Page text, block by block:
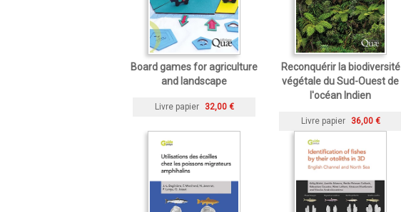
Board games for agriculture
and landscape
Livre papier 32,00 €
Reconquérir la biodiversité
végétale du Sud-Ouest de
l'océan Indien
Livre papier 36,00 €